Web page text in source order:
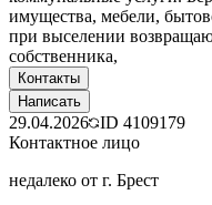
имущества, мебели,
при выселении
собственника,
Контакты
Написать
29.04.2026 ID 4109179
Контактное лицо
недалеко от г. Брест